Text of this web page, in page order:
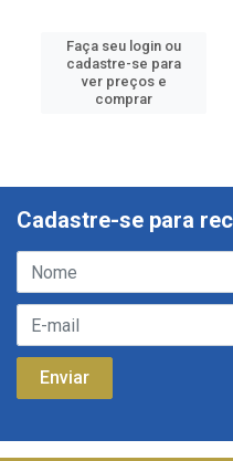
Faça seu login ou
cadastre-se para
ver preços e
comprar
Cadastre-se para